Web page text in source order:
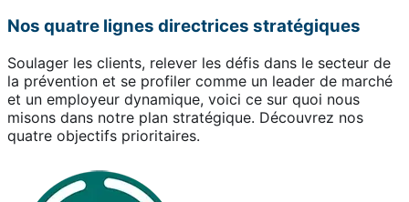
Nos quatre lignes directrices stratégiques
Soulager les clients, relever les défis dans le secteur de
la prévention et se profiler comme un leader de marché
et un employeur dynamique, voici ce sur quoi nous
misons dans notre plan stratégique. Découvrez nos
quatre objectifs prioritaires.